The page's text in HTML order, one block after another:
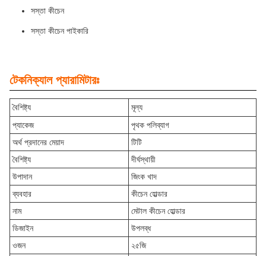
সস্তা কীচেন
সস্তা কীচেন পাইকারি
টেকনিক্যাল প্যারামিটারঃ
বৈশিষ্ট্য
মূল্য
প্যাকেজ
পৃথক পলিব্যাগ
অর্থ প্রদানের মেয়াদ
টিটি
বৈশিষ্ট্য
দীর্ঘস্থায়ী
উপাদান
জিংক খাদ
ব্যবহার
কীচেন হোল্ডার
নাম
মেটাল কীচেন হোল্ডার
ডিজাইন
উপলব্ধ
ওজন
২৫জি